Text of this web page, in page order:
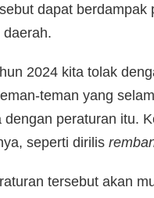
dapat
2024 kita tolak
teman yang
peraturan itu.
seperti dirilis
tersebut akan